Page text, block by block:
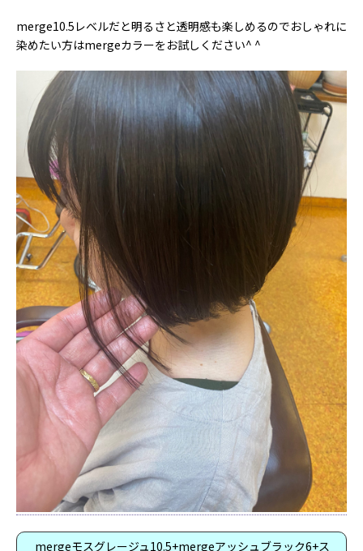
merge10.5レベルだと明るさと透明感も楽しめるのでおしゃれに
染めたい方はmergeカラーをお試しください^ ^
mergeモスグレージュ10.5+mergeアッシュブラック6+ス